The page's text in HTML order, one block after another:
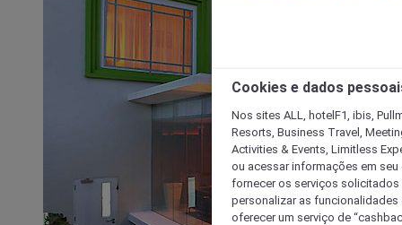
Cookies e dados
Nos sites ALL, hotelF1, ibis,
Resorts, Business Travel,
Activities & Events, Limitless
ou acessar informações em
fornecer os serviços solicitados
personalizar as
oferecer um serviço de